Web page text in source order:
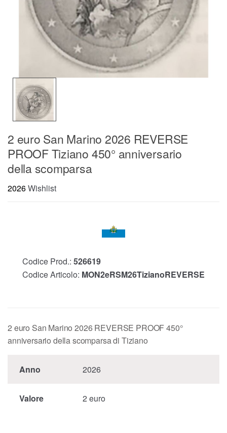
2 euro San Marino 2026 REVERSE
PROOF Tiziano 450° anniversario
della scomparsa
2026Wishlist
Codice Prod.: 526619
Codice Articolo: MON2eRSM26TizianoREVERSE
2 euro San Marino 2026 REVERSE PROOF 450°
anniversario della scomparsa di Tiziano
Anno 2026
Valore 2 euro